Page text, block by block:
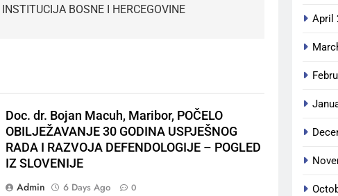
INSTITUCIJA BOSNE I HERCEGOVINE
Doc. dr. Bojan Macuh, Maribor, POČELO
OBILJEŽAVANJE 30 GODINA USPJEŠNOG
RADA I RAZVOJA DEFENDOLOGIJE – POGLED
IZ SLOVENIJE
Admin
6 Days Ago 0
April